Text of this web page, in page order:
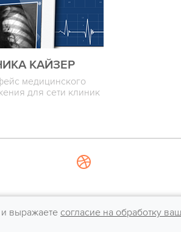
КАЙЗЕР
медицинского
для сети клиник
и выражаете согласие на обработку